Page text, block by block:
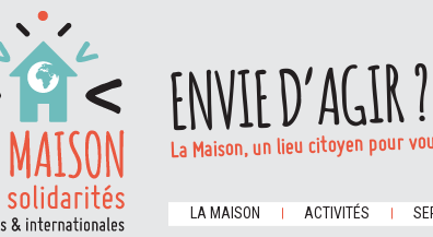
ENVIE D’AGIR ?
La Maison, un lieu citoyen pour
LA MAISON ACTIVITÉS